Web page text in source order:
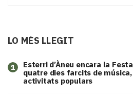
LO MÉS LLEGIT
1
Esterri d’Àneu encara la
quatre dies farcits de
activitats populars